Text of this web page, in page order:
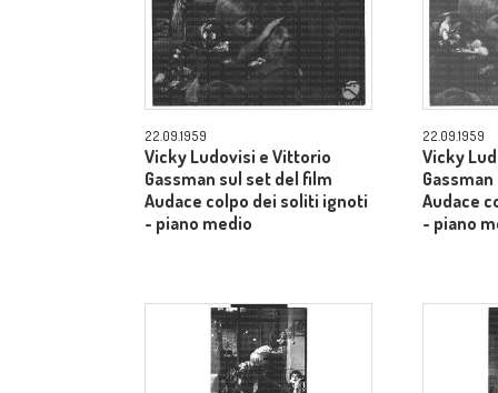
22.09.1959
Vicky Ludovisi e Vittorio
Gassman sul set del film
Audace colpo dei soliti ignoti
- piano medio
22.09.1959
Vicky
Audace
- piano